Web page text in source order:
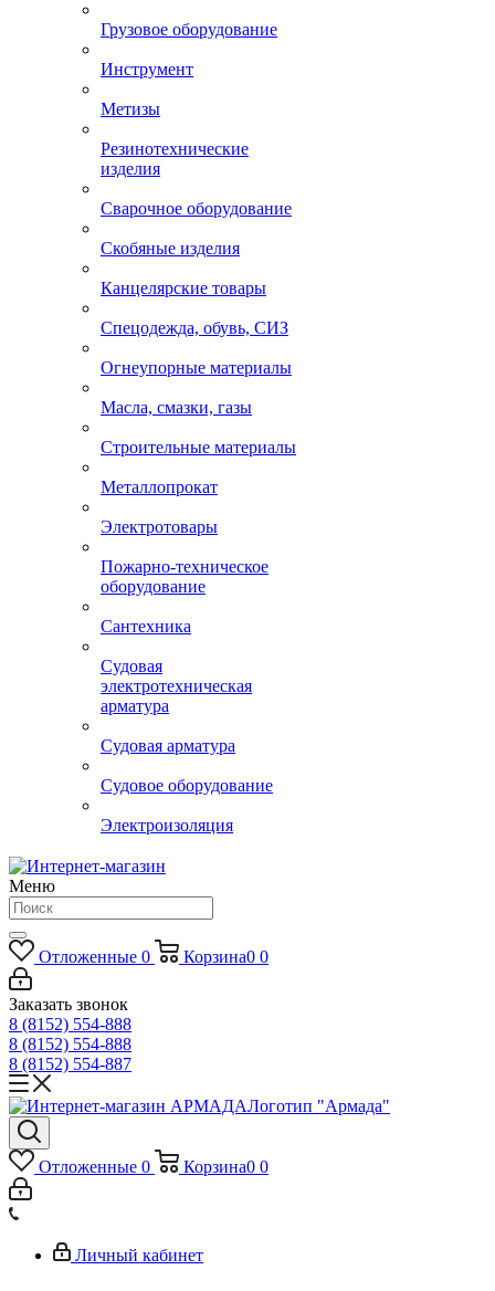
Грузовое оборудование
Инструмент
Метизы
Резинотехнические
изделия
Сварочное оборудование
Скобяные изделия
Канцелярские товары
Спецодежда, обувь, СИЗ
Огнеупорные материалы
Масла, смазки, газы
Строительные материалы
Металлопрокат
Электротовары
Пожарно-техническое
оборудование
Сантехника
Судовая
электротехническая
арматура
Судовая арматура
Судовое оборудование
Электроизоляция
Меню
Отложенные 0 Корзина0 0
Заказать звонок
8 (8152) 554-888
8 (8152) 554-888
8 (8152) 554-887
Логотип "Армада"
Отложенные 0 Корзина0 0
Личный кабинет